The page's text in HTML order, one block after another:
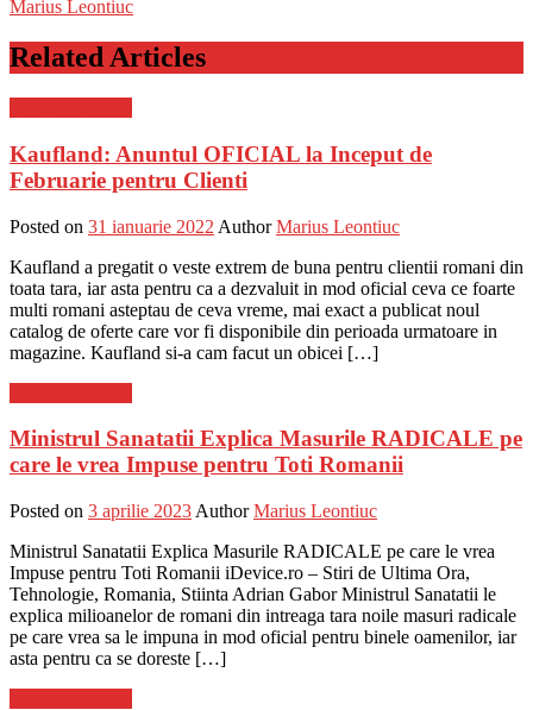
Marius Leontiuc
Related Articles
Kaufland: Anuntul OFICIAL la Inceput de
Februarie pentru Clienti
Posted on 31 ianuarie 2022 Author Marius Leontiuc
Kaufland a pregatit o veste extrem de buna pentru clientii romani din
toata tara, iar asta pentru ca a dezvaluit in mod oficial ceva ce foarte
multi romani asteptau de ceva vreme, mai exact a publicat noul
catalog de oferte care vor fi disponibile din perioada urmatoare in
magazine. Kaufland si-a cam facut un obicei […]
Ministrul Sanatatii Explica Masurile RADICALE pe
care le vrea Impuse pentru Toti Romanii
Posted on 3 aprilie 2023 Author Marius Leontiuc
Ministrul Sanatatii Explica Masurile RADICALE pe care le vrea
Impuse pentru Toti Romanii iDevice.ro – Stiri de Ultima Ora,
Tehnologie, Romania, Stiinta Adrian Gabor Ministrul Sanatatii le
explica milioanelor de romani din intreaga tara noile masuri radicale
pe care vrea sa le impuna in mod oficial pentru binele oamenilor, iar
asta pentru ca se doreste […]